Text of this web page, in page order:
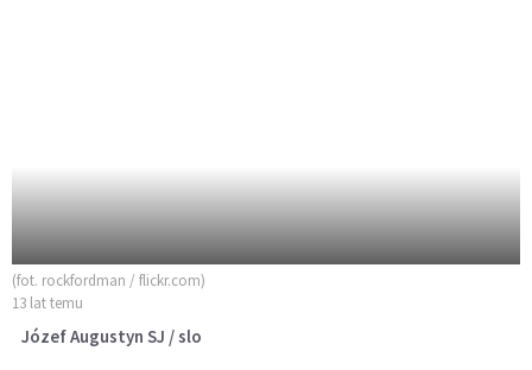
(fot. rockfordman / flickr.com)
13 lat temu
Józef Augustyn SJ / slo